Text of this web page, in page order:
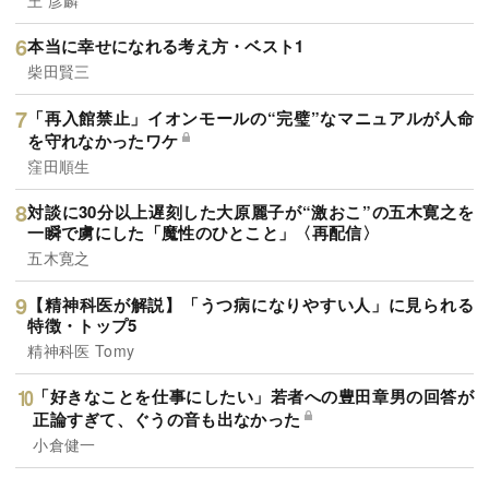
本当に幸せになれる考え方・ベスト1
柴田賢三
「再入館禁止」イオンモールの“完璧”なマニュアルが人命
を守れなかったワケ
窪田順生
対談に30分以上遅刻した大原麗子が“激おこ”の五木寛之を
一瞬で虜にした「魔性のひとこと」〈再配信〉
五木寛之
【精神科医が解説】「うつ病になりやすい人」に見られる
特徴・トップ5
精神科医 Tomy
「好きなことを仕事にしたい」若者への豊田章男の回答が
正論すぎて、ぐうの音も出なかった
小倉健一